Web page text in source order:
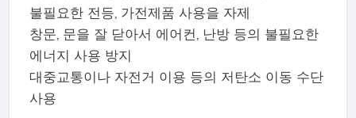
불필요한 전등, 가전제품 사용을 자제
창문, 문을 잘 닫아서 에어컨, 난방 등의 불필요한
에너지 사용 방지
대중교통이나 자전거 이용 등의 저탄소 이동 수단
사용